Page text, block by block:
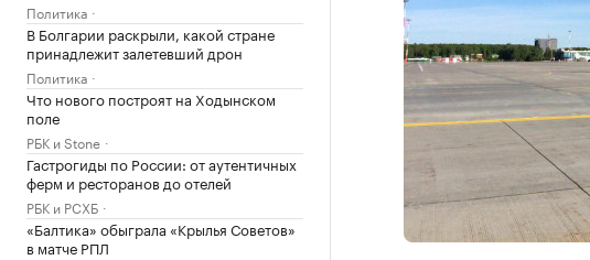
Политика
В Болгарии раскрыли, какой стране
принадлежит залетевший дрон
Политика
Что нового построят на Ходынском
поле
РБК и Stone
Гастрогиды по России: от аутентичных
ферм и ресторанов до отелей
РБК и РСХБ
«Балтика» обыграла «Крылья Советов»
в матче РПЛ